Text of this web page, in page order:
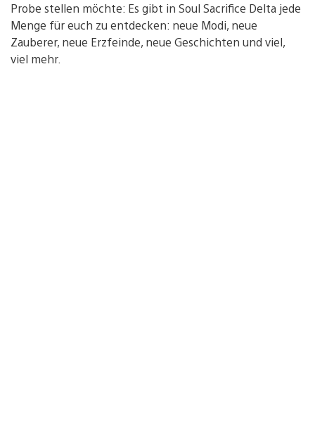
Probe stellen möchte: Es gibt in Soul Sacrifice Delta jede
Menge für euch zu entdecken: neue Modi, neue
Zauberer, neue Erzfeinde, neue Geschichten und viel,
viel mehr.